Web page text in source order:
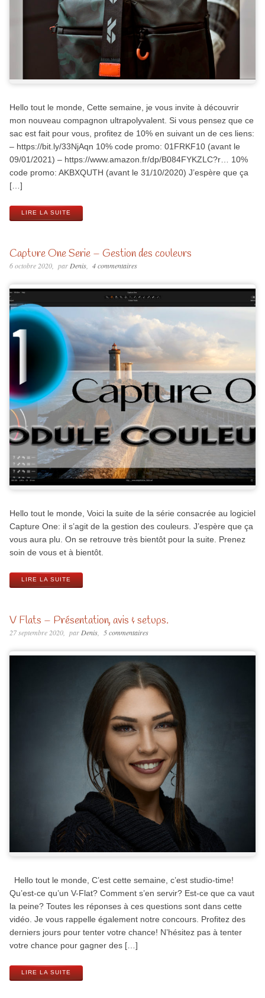
Hello tout le monde, Cette semaine, je vous invite à découvrir
mon nouveau compagnon ultrapolyvalent. Si vous pensez que ce
sac est fait pour vous, profitez de 10% en suivant un de ces liens:
– https://bit.ly/33NjAqn 10% code promo: 01FRKF10 (avant le
09/01/2021) – https://www.amazon.fr/dp/B084FYKZLC?r… 10%
code promo: AKBXQUTH (avant le 31/10/2020) J’espère que ça
[…]
LIRE LA SUITE
Capture One Serie – Gestion des couleurs
6 octobre 2020 par Denis 4 commentaires
Hello tout le monde, Voici la suite de la série consacrée au logiciel
Capture One: il s’agit de la gestion des couleurs. J’espère que ça
vous aura plu. On se retrouve très bientôt pour la suite. Prenez
soin de vous et à bientôt.
LIRE LA SUITE
V Flats – Présentation, avis & setups.
27 septembre 2020 parDenis 5 commentaires
Hello tout le monde, C’est cette semaine, c’est studio-time!
Qu’est-ce qu’un V-Flat? Comment s’en servir? Est-ce que ca vaut
la peine? Toutes les réponses à ces questions sont dans cette
vidéo. Je vous rappelle également notre concours. Profitez des
derniers jours pour tenter votre chance! N’hésitez pas à tenter
votre chance pour gagner des […]
LIRE LA SUITE